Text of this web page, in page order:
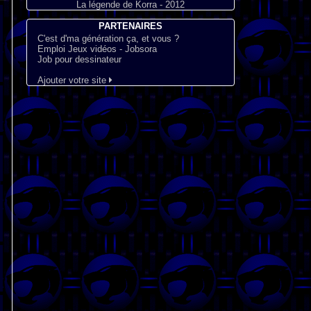
La légende de Korra - 2012
PARTENAIRES
C'est d'ma génération ça, et vous ?
Emploi Jeux vidéos - Jobsora
Job pour dessinateur
Ajouter votre site